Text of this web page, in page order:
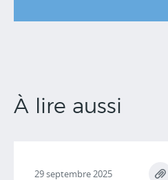
À lire aussi
29 septembre 2025